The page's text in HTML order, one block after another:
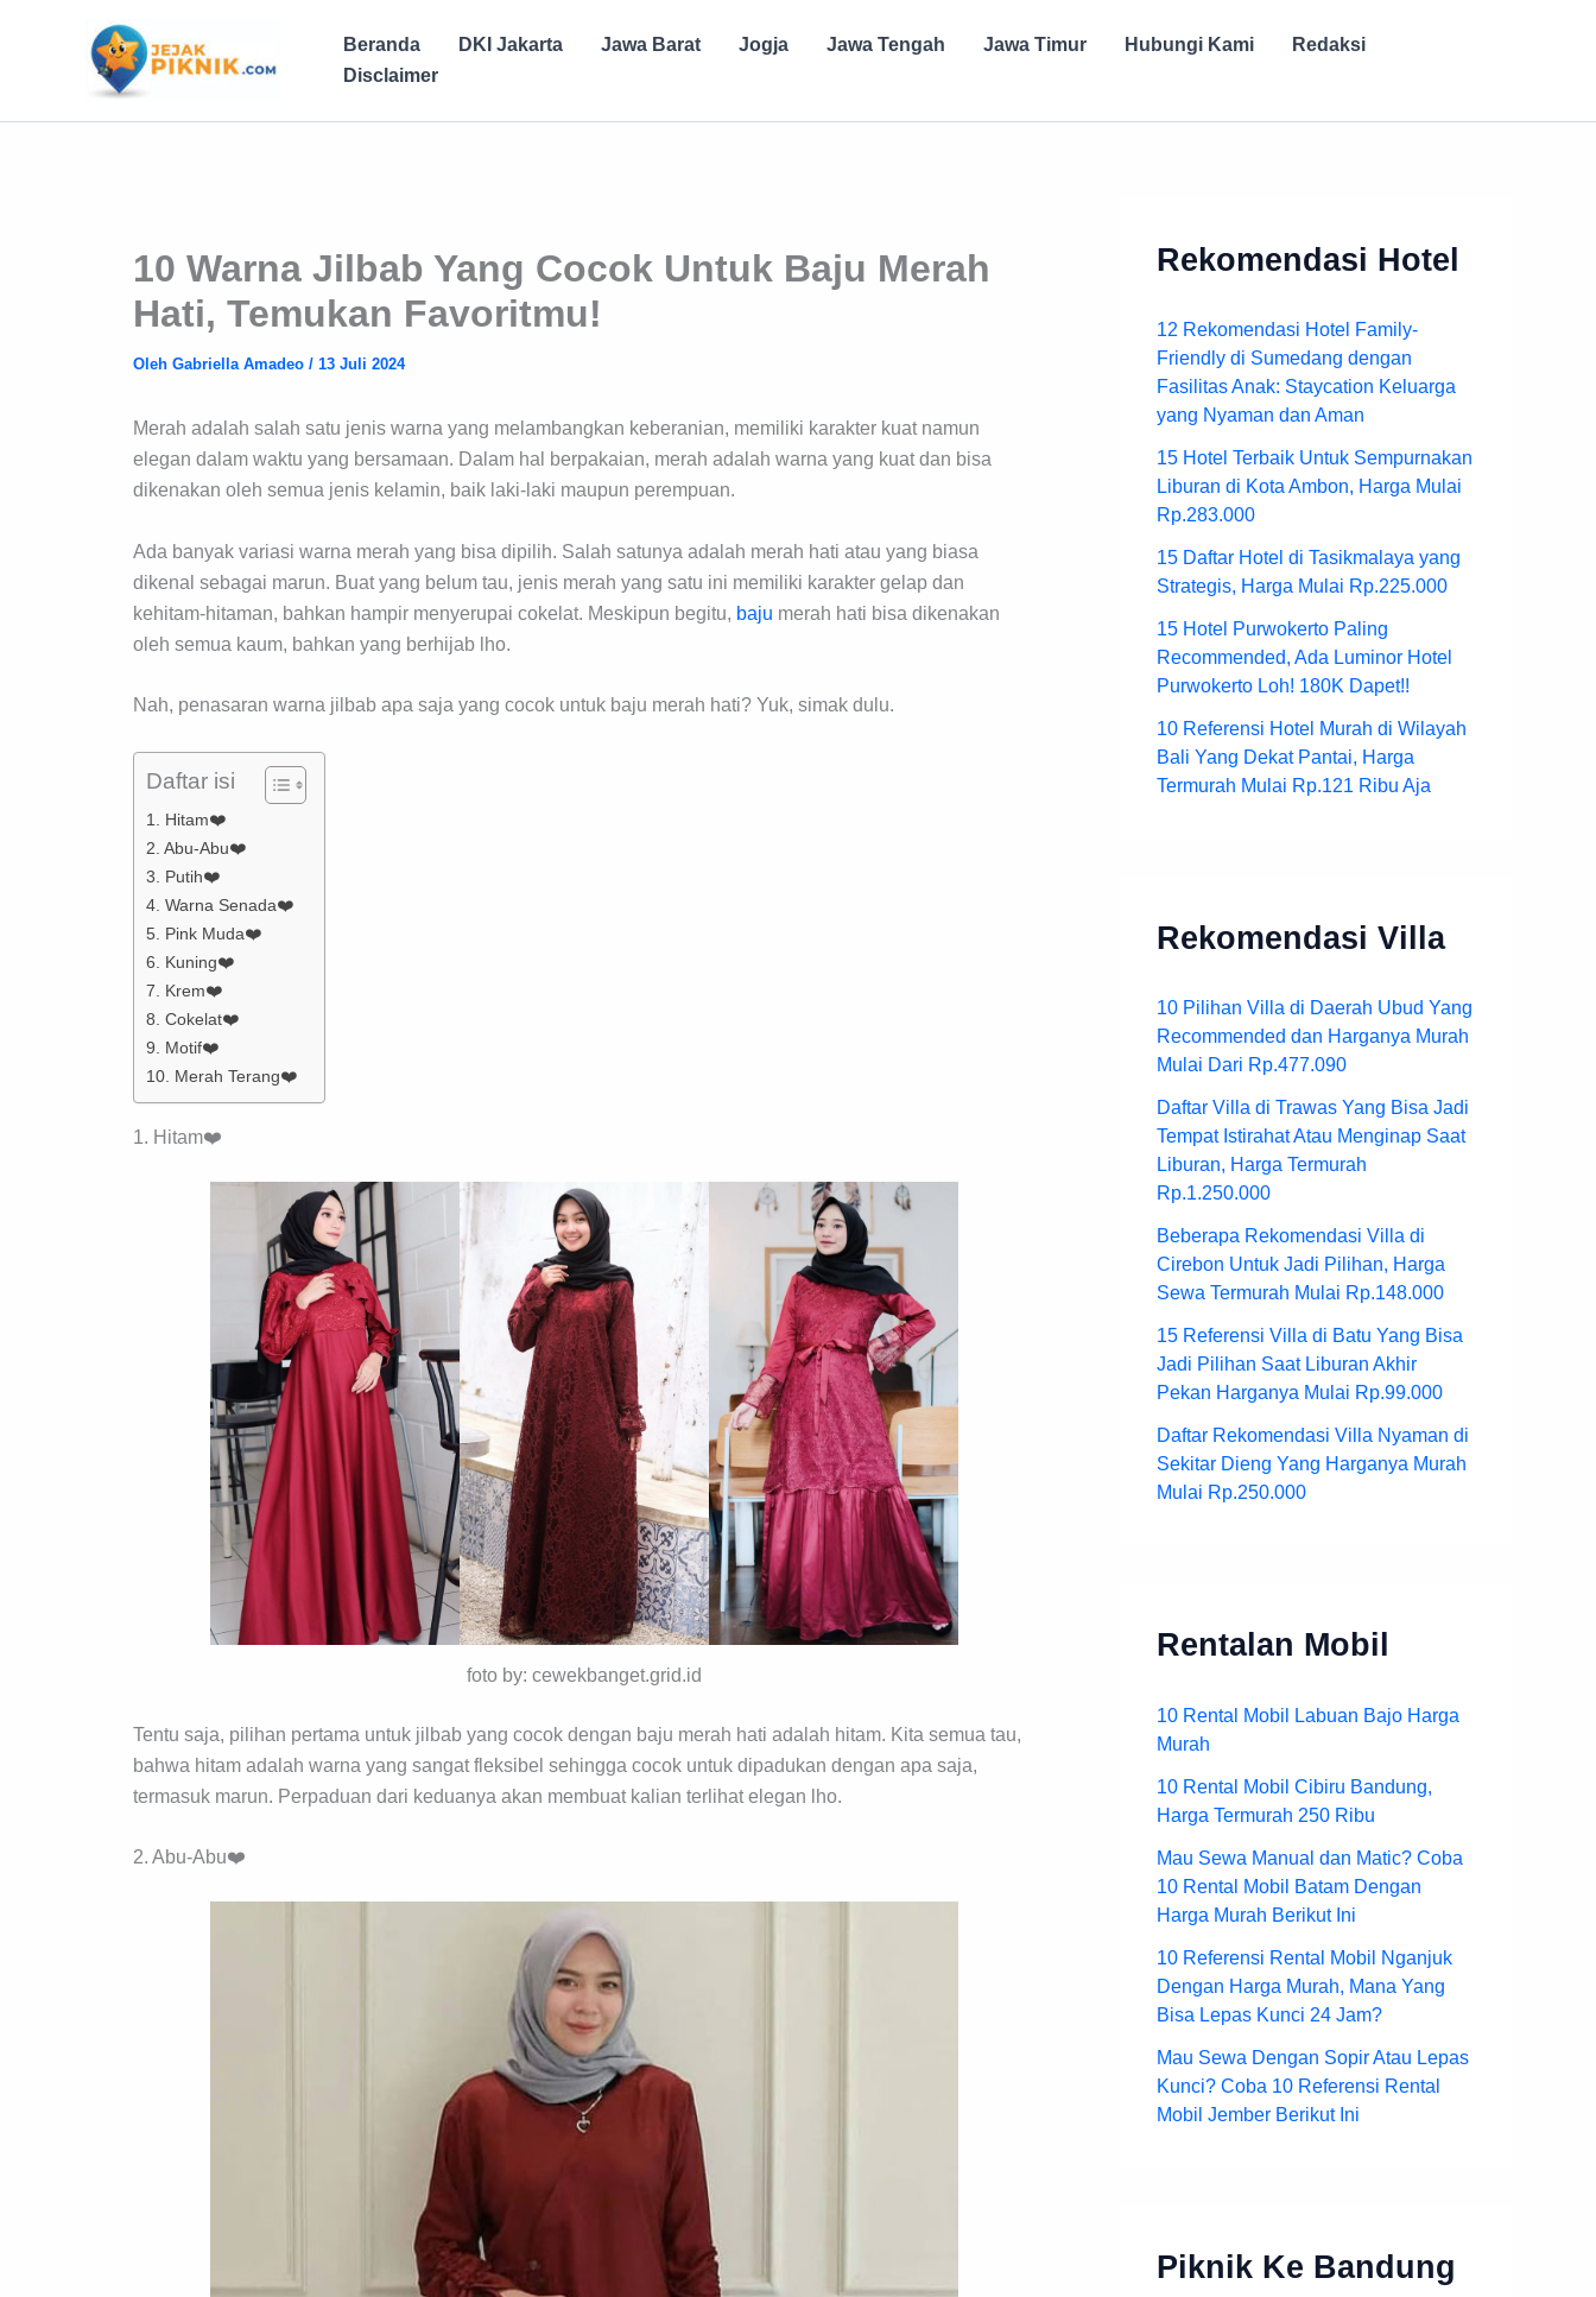
Beranda DKI Jakarta Jawa Barat Jogja Jawa Tengah Jawa Timur Hubungi Kami
Redaksi
Disclaimer
10 Warna Jilbab Yang Cocok Untuk Baju Merah
Hati, Temukan Favoritmu!
Oleh Gabriella Amadeo / 13 Juli 2024
Merah adalah salah satu jenis warna yang melambangkan keberanian, memiliki karakter kuat namun
elegan dalam waktu yang bersamaan. Dalam hal berpakaian, merah adalah warna yang kuat dan bisa
dikenakan oleh semua jenis kelamin, baik laki-laki maupun perempuan.
Ada banyak variasi warna merah yang bisa dipilih. Salah satunya adalah merah hati atau yang biasa
dikenal sebagai marun. Buat yang belum tau, jenis merah yang satu ini memiliki karakter gelap dan
kehitam-hitaman, bahkan hampir menyerupai cokelat. Meskipun begitu, baju merah hati bisa dikenakan
oleh semua kaum, bahkan yang berhijab lho.
Nah, penasaran warna jilbab apa saja yang cocok untuk baju merah hati? Yuk, simak dulu.
Daftar isi
1. Hitam❤️
2. Abu-Abu❤️
3. Putih❤️
4. Warna Senada❤️
5. Pink Muda❤️
6. Kuning❤️
7. Krem❤️
8. Cokelat❤️
9. Motif❤️
10. Merah Terang❤️
1. Hitam❤️
foto by: cewekbanget.grid.id
Tentu saja, pilihan pertama untuk jilbab yang cocok dengan baju merah hati adalah hitam. Kita semua tau,
bahwa hitam adalah warna yang sangat fleksibel sehingga cocok untuk dipadukan dengan apa saja,
termasuk marun. Perpaduan dari keduanya akan membuat kalian terlihat elegan lho.
2. Abu-Abu❤️
Rekomendasi Hotel
12 Rekomendasi Hotel Family-
Friendly di Sumedang dengan
Fasilitas Anak: Staycation Keluarga
yang Nyaman dan Aman
15 Hotel Terbaik Untuk Sempurnakan
Liburan di Kota Ambon, Harga Mulai
Rp.283.000
15 Daftar Hotel di Tasikmalaya yang
Strategis, Harga Mulai Rp.225.000
15 Hotel Purwokerto Paling
Recommended, Ada Luminor Hotel
Purwokerto Loh! 180K Dapet!!
10 Referensi Hotel Murah di Wilayah
Bali Yang Dekat Pantai, Harga
Termurah Mulai Rp.121 Ribu Aja
Rekomendasi Villa
10 Pilihan Villa di Daerah Ubud Yang
Recommended dan Harganya Murah
Mulai Dari Rp.477.090
Daftar Villa di Trawas Yang Bisa Jadi
Tempat Istirahat Atau Menginap Saat
Liburan, Harga Termurah
Rp.1.250.000
Beberapa Rekomendasi Villa di
Cirebon Untuk Jadi Pilihan, Harga
Sewa Termurah Mulai Rp.148.000
15 Referensi Villa di Batu Yang Bisa
Jadi Pilihan Saat Liburan Akhir
Pekan Harganya Mulai Rp.99.000
Daftar Rekomendasi Villa Nyaman di
Sekitar Dieng Yang Harganya Murah
Mulai Rp.250.000
Rentalan Mobil
10 Rental Mobil Labuan Bajo Harga
Murah
10 Rental Mobil Cibiru Bandung,
Harga Termurah 250 Ribu
Mau Sewa Manual dan Matic? Coba
10 Rental Mobil Batam Dengan
Harga Murah Berikut Ini
10 Referensi Rental Mobil Nganjuk
Dengan Harga Murah, Mana Yang
Bisa Lepas Kunci 24 Jam?
Mau Sewa Dengan Sopir Atau Lepas
Kunci? Coba 10 Referensi Rental
Mobil Jember Berikut Ini
Piknik Ke Bandung